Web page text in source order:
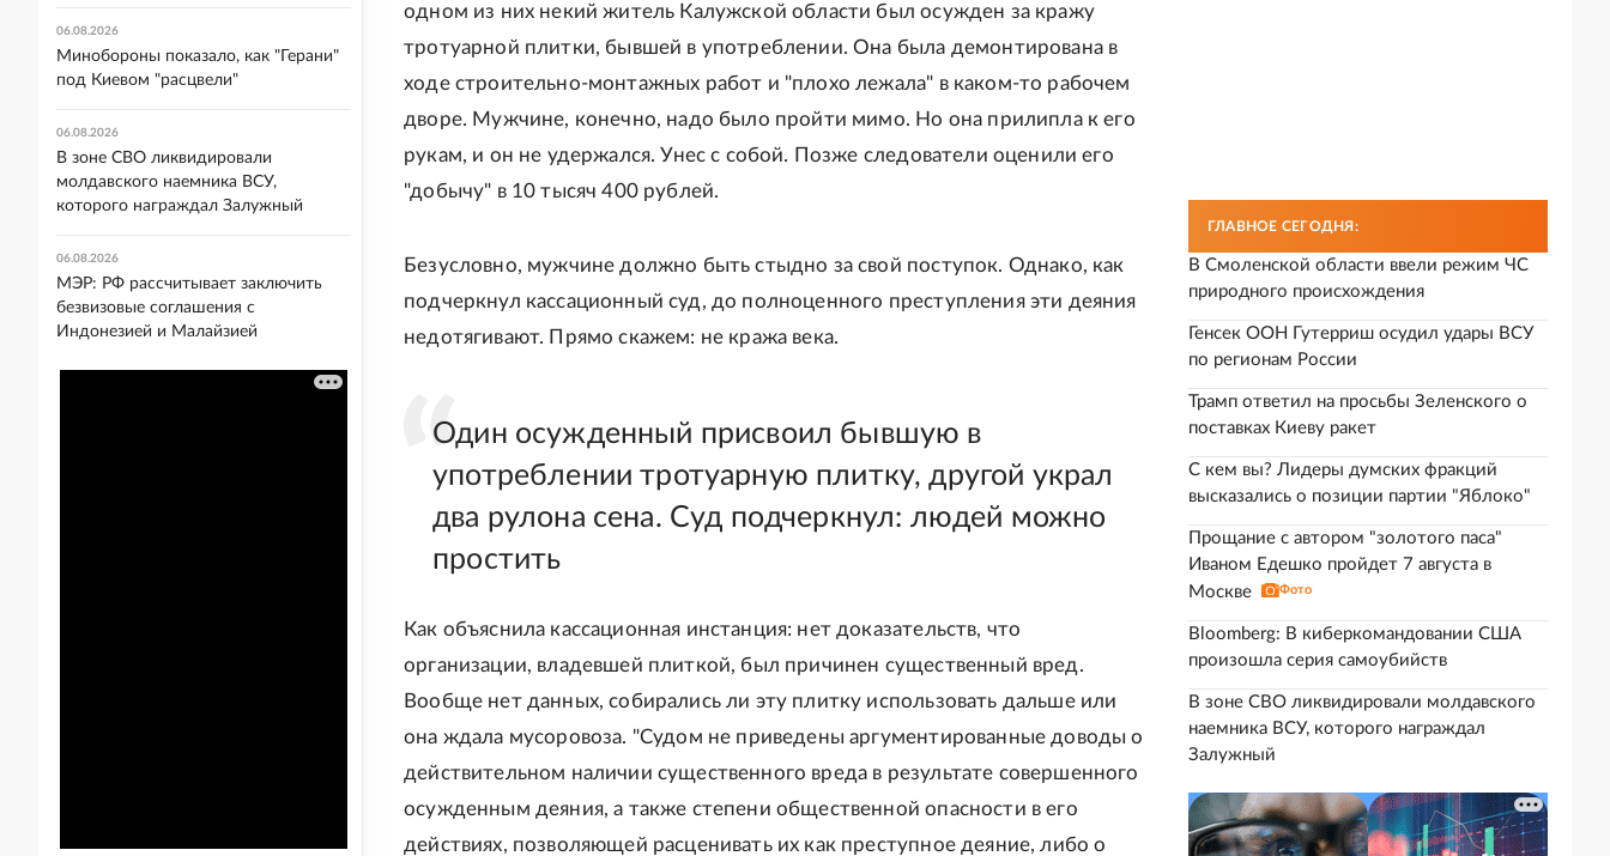
одном из них некий житель Калужской области был осужден за кражу
тротуарной плитки, бывшей в употреблении. Она была демонтирована в
ходе строительно-монтажных работ и "плохо лежала" в каком-то рабочем
дворе. Мужчине, конечно, надо было пройти мимо. Но она прилипла к его
рукам, и он не удержался. Унес с собой. Позже следователи оценили его
"добычу" в 10 тысяч 400 рублей.
Безусловно, мужчине должно быть стыдно за свой поступок. Однако, как
подчеркнул кассационный суд, до полноценного преступления эти деяния
недотягивают. Прямо скажем: не кража века.
Один осужденный присвоил бывшую в
употреблении тротуарную плитку, другой украл
два рулона сена. Суд подчеркнул: людей можно
простить
Как объяснила кассационная инстанция: нет доказательств, что
организации, владевшей плиткой, был причинен существенный вред.
Вообще нет данных, собирались ли эту плитку использовать дальше или
она ждала мусоровоза. "Судом не приведены аргументированные доводы о
действительном наличии существенного вреда в результате совершенного
осужденным деяния, а также степени общественной опасности в его
действиях, позволяющей расценивать их как преступное деяние, либо о
ГЛАВНОЕ СЕГОДНЯ:
В Смоленской области ввели режим ЧС
природного происхождения
Генсек ООН Гутерриш осудил удары ВСУ
по регионам России
Трамп ответил на просьбы Зеленского о
поставках Киеву ракет
С кем вы? Лидеры думских фракций
высказались о позиции партии "Яблоко"
Прощание с автором "золотого паса"
Иваном Едешко пройдет 7 августа в
Москве
Фото
Bloomberg: В киберкомандовании США
произошла серия самоубийств
В зоне СВО ликвидировали молдавского
наемника ВСУ, которого награждал
Залужный
06.08.2026
Минобороны показало, как "Герани"
под Киевом "расцвели"
06.08.2026
В зоне СВО ликвидировали
молдавского наемника ВСУ,
которого награждал Залужный
06.08.2026
МЭР: РФ рассчитывает заключить
безвизовые соглашения с
Индонезией и Малайзией